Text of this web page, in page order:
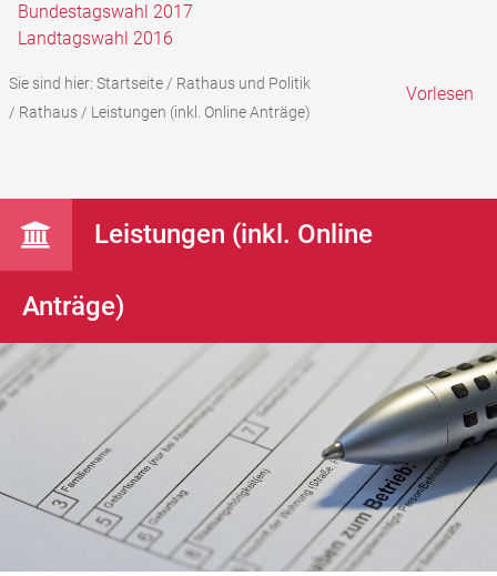
Bundestagswahl 2017
Landtagswahl 2016
Sie sind hier: Startseite/ Rathaus und Politik
/ Rathaus/ Leistungen (inkl. Online Anträge)
Vorlesen
Leistungen (inkl. Online
Anträge)